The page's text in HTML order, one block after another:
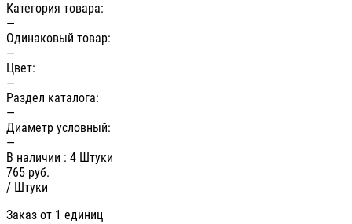
Категория товара:
—
Одинаковый товар:
—
Цвет:
—
Раздел каталога:
—
Диаметр условный:
—
В наличии : 4 Штуки
765 руб.
/ Штуки
Заказ от 1 единиц